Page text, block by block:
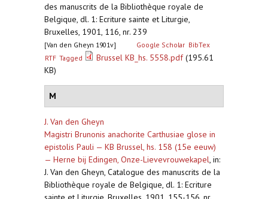
des manuscrits de la Bibliothèque royale de
Belgique, dl. 1: Ecriture sainte et Liturgie,
Bruxelles, 1901, 116, nr. 239
[Van den Gheyn 1901v] Google Scholar BibTex
RTF Tagged Brussel KB_hs. 5558.pdf(195.61
KB)
M
J. Van den Gheyn
Magistri Brunonis anachorite Carthusiae glose in
epistolis Pauli — KB Brussel, hs. 158 (15e eeuw)
— Herne bij Edingen, Onze-Lievevrouwekapel, in:
J. Van den Gheyn, Catalogue des manuscrits de la
Bibliothèque royale de Belgique, dl. 1: Ecriture